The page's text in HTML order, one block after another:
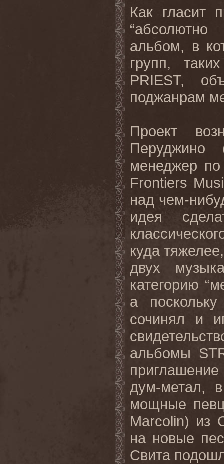
Как гласит
альбом, в
групп,
PRIEST,
поджанрам
Проект
Перуджино
менеджер
Frontiers
над чем-
идея
куда
двух
категорию
а
сочинял и
альбомы
дум-метал,
мощные
Marcolin) из
на новые
Свита